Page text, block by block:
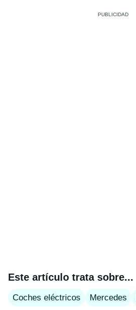
Este artículo trata sobre...
Coches eléctricos Mercedes